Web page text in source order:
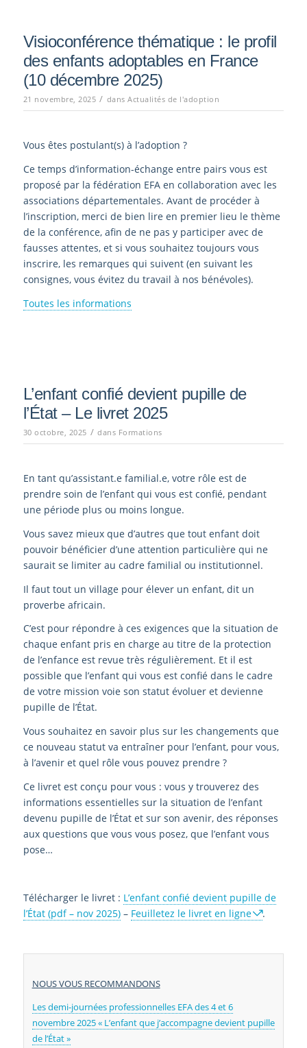
Visioconférence thématique : le profil
des enfants adoptables en France
(10 décembre 2025)
21 novembre, 2025 / dansActualités de l'adoption
Vous êtes postulant(s) à l’adoption ?
Ce temps d’information-échange entre pairs vous est
proposé par la fédération EFA en collaboration avec les
associations départementales. Avant de procéder à
l’inscription, merci de bien lire en premier lieu le thème
de la conférence, afin de ne pas y participer avec de
fausses attentes, et si vous souhaitez toujours vous
inscrire, les remarques qui suivent (en suivant les
consignes, vous évitez du travail à nos bénévoles).
Toutes les informations
L’enfant confié devient pupille de
l’État – Le livret 2025
30 octobre, 2025 / dans Formations
En tant qu’assistant.e familial.e, votre rôle est de
prendre soin de l’enfant qui vous est confié, pendant
une période plus ou moins longue.
Vous savez mieux que d’autres que tout enfant doit
pouvoir bénéficier d’une attention particulière qui ne
saurait se limiter au cadre familial ou institutionnel.
Il faut tout un village pour élever un enfant, dit un
proverbe africain.
C’est pour répondre à ces exigences que la situation de
chaque enfant pris en charge au titre de la protection
de l’enfance est revue très régulièrement. Et il est
possible que l’enfant qui vous est confié dans le cadre
de votre mission voie son statut évoluer et devienne
pupille de l’État.
Vous souhaitez en savoir plus sur les changements que
ce nouveau statut va entraîner pour l’enfant, pour vous,
à l’avenir et quel rôle vous pouvez prendre ?
Ce livret est conçu pour vous : vous y trouverez des
informations essentielles sur la situation de l’enfant
devenu pupille de l’État et sur son avenir, des réponses
aux questions que vous vous posez, que l’enfant vous
pose…
Télécharger le livret : L’enfant confié devient pupille de
l’État (pdf – nov 2025)– Feuilletez le livret en ligne .
NOUS VOUS RECOMMANDONS
Les demi-journées professionnelles EFA des 4 et 6
novembre 2025 « L’enfant que j’accompagne devient pupille
de l’État »